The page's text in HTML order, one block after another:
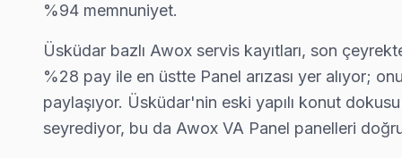
Selimiye'deki Awox TV kullanıcılarına ikinci el cihaz alırken
Selimiye Awox Açılmıyor Arıza →
Sultantepe Awox Servis
Üsküdar'da Sultantepe mahallesi Awox TV servisi için
Üsküdar Awox Servis →
%94 memnuniyet.
Üsküdar bazlı Awox servis kayıtları, son
%28 pay ile en üstte Panel arızası yer alıyor;
paylaşıyor. Üsküdar'nin eski yapılı konut
seyrediyor, bu da Awox VA Panel panelleri